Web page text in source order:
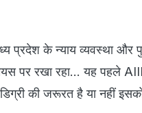
प्रदेश के न्याय व्यवस्था और
पर रखा रहा... यह पहले
की जरूरत है या नहीं